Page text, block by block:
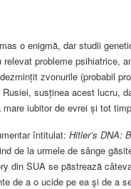
o enigmă, dar studii
probleme psihiatrice,
zvonurile (probabil
susținea acest lucru,
iubitor de evrei și tot
întitulat:Hitler’s DNA:
de la urmele de sânge
din SUA se păstrează
de a o ucide pe ea şi de a